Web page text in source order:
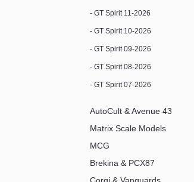
- GT Spirit 11-2026
- GT Spirit 10-2026
- GT Spirit 09-2026
- GT Spirit 08-2026
- GT Spirit 07-2026
AutoCult & Avenue 43
Matrix Scale Models
MCG
Brekina & PCX87